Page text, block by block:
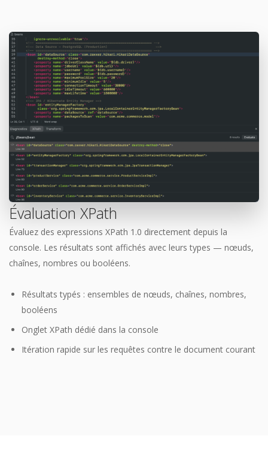
Évaluation XPath
Évaluez des expressions XPath 1.0 directement depuis la
console. Les résultats sont affichés avec leurs types — nœuds,
chaînes, nombres ou booléens.
Résultats typés : ensembles de nœuds, chaînes, nombres,
booléens
Onglet XPath dédié dans la console
Itération rapide sur les requêtes contre le document courant